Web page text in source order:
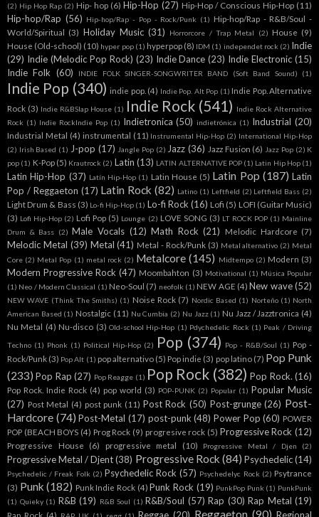
(2) Hip Hop Rap (2) Hip- hop (6) Hip-Hop (27) Hip-Hop / Conscious Hip-Hop (11)
Hip-hop/Rap (56) Hip-hop/Rap - Pop - Rock/Punk (1) Hip-hop/Rap - R&B/Soul -
World/Spiritual (3) Holiday Music (31) Horrorcore / Trap Metal (2) House (9)
House (Old-school) (10) hyper pop (1) hyperpop (8) IDM (1) independet rock (2) Indie
(29) Indie (Melodic Pop Rock) (23) Indie Dance (23) Indie Electronic (15)
Indie Folk (60) INDIE FOLK SINGER-SONGWRITER BAND (Soft Band Sound) (1)
Indie Pop (340) indie pop. (4) Indie Pop. Alt Pop (1) Indie Pop. Alternative
Rock (3) Indie R&BSlap House (1) Indie Rock (541) Indie Rock Alternative
Rock (1) Indie RockIndie Pop (1) Indietronica (50) indietrónica (1) Industrial (20)
Industrial Metal (4) instrumental (11) Instrumental Hip-Hop (2) International Hip-Hop
(2) Irish Based (1) J-pop (17) Jangle Pop (2) Jazz (36) Jazz Fusion (6) Jazz Pop (2) K
pop (1) K-Pop (5) Krautrock (2) Latin (13) LATIN ALTERNATIVE POP (1) Latin Hip Hop (1)
Latin Hip-Hop (37) Latín Hip-Hop (1) Latin House (5) Latin Pop (187) Latin
Pop / Reggaeton (17) Latin Rock (82) Latino (1) Leftfield (2) Leftfield Bass (2)
Light Drum & Bass (3) Lo-fi Hip-Hop (1) Lo-fi Rock (16) Lofi (5) LOFI (Guitar Music)
(3) Lofi Hip-Hop (2) Lofi Pop (5) Lounge (2) LOVE SONG (3) LT ROCK POP (1) Mainline
Drum & Bass (2) Male Vocals (12) Math Rock (21) Melodic Hardcore (7)
Melodic Metal (39) Metal (41) Metal - Rock/Punk (3) Metal alternativo (2) Metal
Core (2) Metal Pop (1) metal rock (2) Metalcore (145) Midtempo (2) Modern (3)
Modern Progressive Rock (47) Moombahton (3) Motivational (1) Música Popular
(1) Neo / Modern Classical (1) Neo-Soul (7) neofolk (1) NEW AGE (4) New wave (52)
NEW WAVE (Think The Smiths) (1) Noise Rock (7) Nordic Based (1) Norteño (1) North
American Based (1) Nostalgic (11) Nu Cumbia (2) Nu Jazz (1) Nu Jazz / Jazztronica (4)
Nu Metal (4) Nu-disco (3) Old-school Hip-Hop (1) Pdychedelic Rock (1) Peak / Driving
Techno (1) Phonk (1) Political Hip-Hop (2) Pop (374) Pop - R&B/Soul (1) Pop -
Rock/Punk (3) Pop Alt (1) pop alternativo (5) Pop indie (3) pop latino (7) Pop Punk
(233) Pop Rap (27) Pop Reagge (1) Pop Rock (382) Pop Rock. (16)
Pop Rock. Indie Rock (4) pop world (3) POP-PUNK (2) Popular (1) Popular Music
(27) Post Metal (4) post punk (11) Post Rock (50) Post-grunge (26) Post-
Hardcore (74) Post-Metal (17) post-punk (48) Power Pop (60) POWER
POP (BEACH BOYS (4) Prog Rock (9) progresive rock (5) Progressive Rock (12)
Progressive House (6) progressive metal (10) Progressive Metal / Djen (2)
Progressive Metal / Djent (38) Progressive Rock (84) Psychedelic(14)
Psychedelic / Freak Folk (2) Psychedelic Rock (57) Psychedelyc Rock (2) Psytrance
(3) Punk (182) Punk Indie Rock (4) Punk Rock (19) PunkPop Punk (1) PunkPunk
(1) Quieky (1) R&B (19) R&B Soul (1) R&B/Soul (57) Rap (30) Rap Metal (19)
Reggaeton (90)